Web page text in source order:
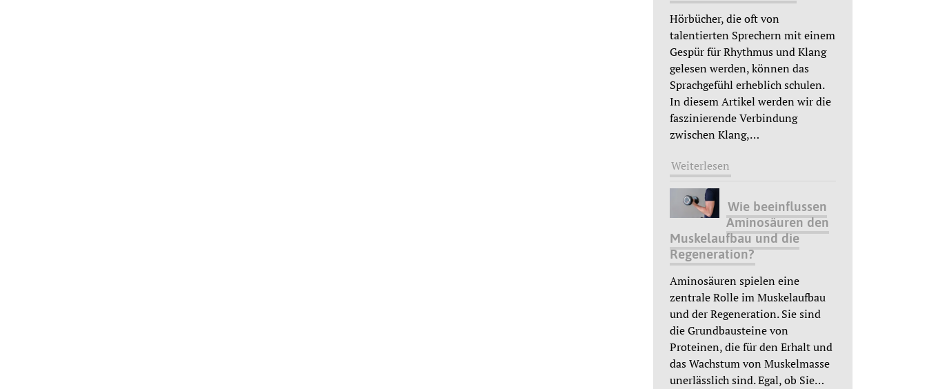
Hörbücher, die oft von
talentierten Sprechern mit einem
Gespür für Rhythmus und Klang
gelesen werden, können das
Sprachgefühl erheblich schulen.
In diesem Artikel werden wir die
faszinierende Verbindung
zwischen Klang,…
Weiterlesen
Wie beeinflussen
Aminosäuren den
Muskelaufbau und die
Regeneration?
Aminosäuren spielen eine
zentrale Rolle im Muskelaufbau
und der Regeneration. Sie sind
die Grundbausteine von
Proteinen, die für den Erhalt und
das Wachstum von Muskelmasse
unerlässlich sind. Egal, ob Sie…